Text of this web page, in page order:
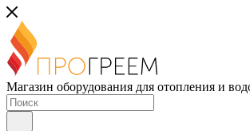
Магазин оборудования для отопления и